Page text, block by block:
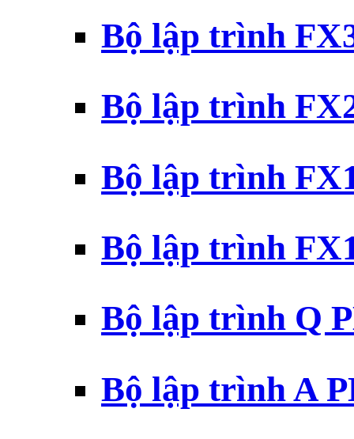
Bộ lập trình
Bộ lập trình
Bộ lập trình
Bộ lập trình
Bộ lập trình Q
Bộ lập trình A